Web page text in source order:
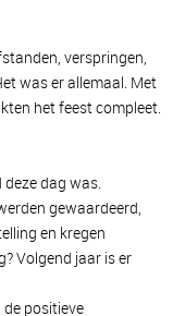
verspringen,
was er allemaal. Met
het feest compleet.
dag was.
gewaardeerd,
en kregen
Volgend jaar is er
positieve